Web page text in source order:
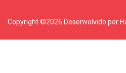
Copyright ©2026 Desenvolvido por